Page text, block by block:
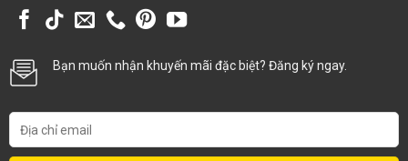
Bạn muốn nhận khuyến mãi đặc biệt? Đăng ký ngay.